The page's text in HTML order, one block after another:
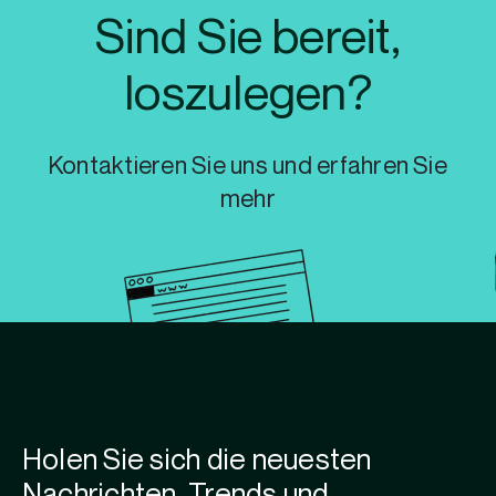
Sind Sie bereit,
loszulegen?
Kontaktieren Sie uns und erfahren Sie
mehr
Holen Sie sich die neuesten